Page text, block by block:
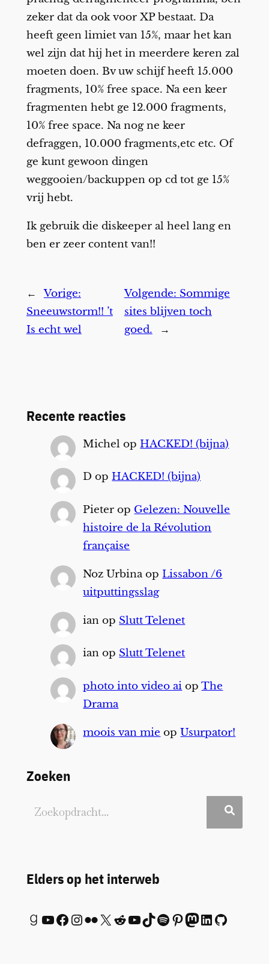
zeker dat da ook voor XP bestaat. Da
heeft geen limiet van 15%, maar het kan
wel zijn dat hij het in meerdere keren zal
moeten doen. Bv uw schijf heeft 15.000
fragments, 10% free space. Na een keer
fragmenten hebt ge 12.000 fragments,
10% free space. Na nog ne keer
defraggen, 10.000 fragments,etc etc. Of
ge kunt gewoon dingen
weggooien/backuppen op cd tot ge 15%
vrij hebt.
Ik gebruik die diskeeper al heel lang en
ben er zeer content van!!
←
Vorige:
Sneeuwstorm!! ’t
Is echt wel
Volgende: Sommige
sites blijven toch
goed.
→
Recente reacties
Michel opHACKED! (bijna)
D opHACKED! (bijna)
Pieter op Gelezen: Nouvelle
histoire de la Révolution
française
Noz UrbinaopLissabon /6
uitputtingsslag
ian op Slutt Telenet
ian op Slutt Telenet
photo into video ai opThe
Drama
moois van mie opUsurpator!
Zoeken
Elders op het interweb
Goodreads YouTube Facebook InstagramFlickr X Reddit YouTube TikTok Spotify Pinterest Mastodon LinkedIn GitHub